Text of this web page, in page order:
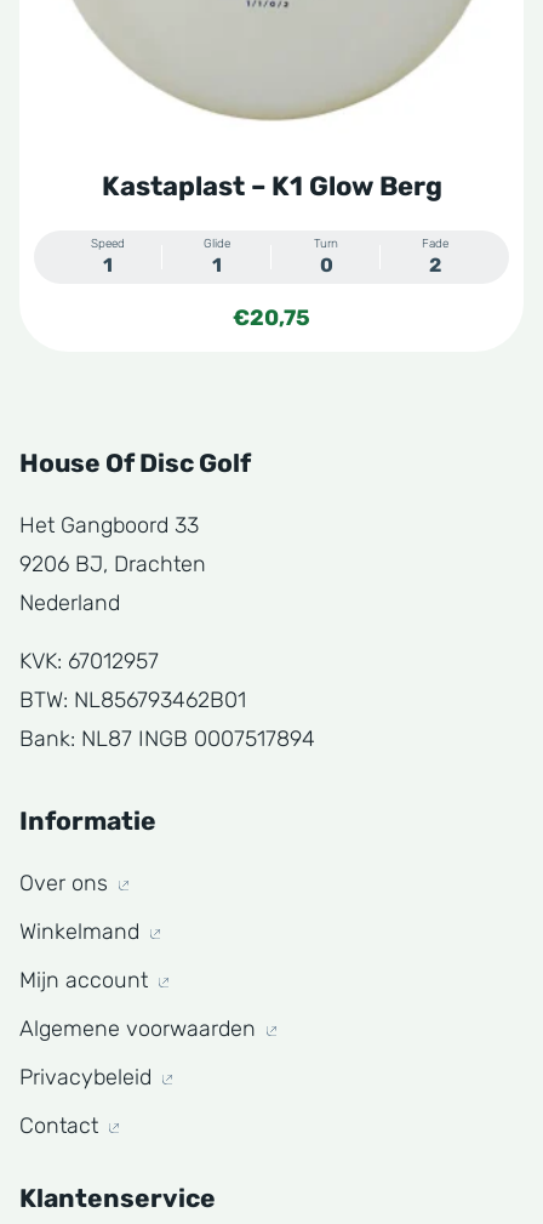
Kastaplast – K1 Glow Berg
Speed
1
Glide
1
Turn
0
Fade
2
€20,75
worden
House Of Disc Golf
Het Gangboord 33
9206 BJ, Drachten
Nederland
KVK: 67012957
BTW: NL856793462B01
Bank: NL87 INGB 0007517894
Informatie
Over ons
Winkelmand
Mijn account
Algemene voorwaarden
Privacybeleid
Contact
Klantenservice